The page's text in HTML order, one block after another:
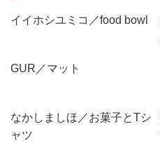
イイホシユミコ／food bowl
GUR／マット
なかしましほ／お菓子とTシ
ャツ